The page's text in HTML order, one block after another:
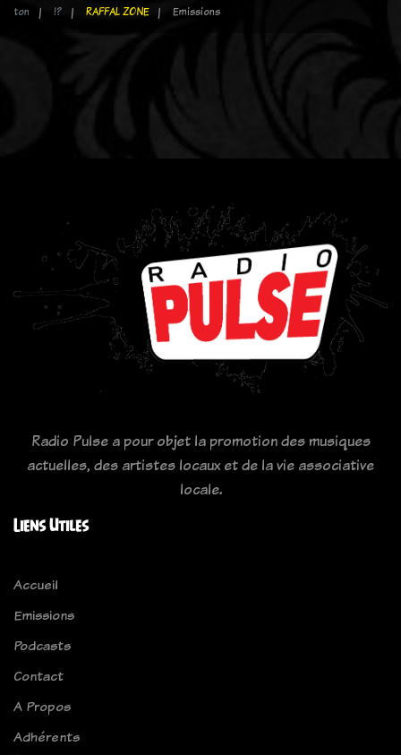
ton
!? RAFFAL ZONE Emissions
Radio Pulse a pour objet la promotion des musiques
actuelles, des artistes locaux et de la vie associative
locale.
Liens Utiles
Accueil
Emissions
Podcasts
Contact
A Propos
Adhérents